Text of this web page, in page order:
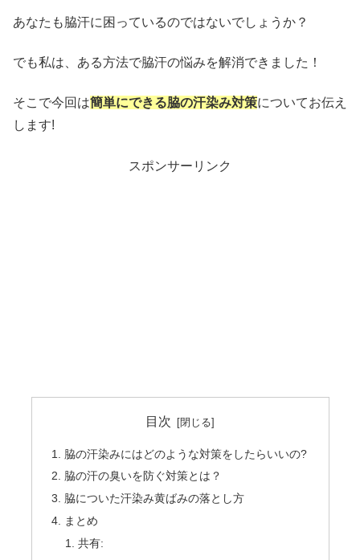
あなたも脇汗に困っているのではないでしょうか？
でも私は、ある方法で脇汗の悩みを解消できました！
そこで今回は簡単にできる脇の汗染み対策についてお伝え
します!
スポンサーリンク
目次
脇の汗染みにはどのような対策をしたらいいの?
脇の汗の臭いを防ぐ対策とは？
脇についた汗染み黄ばみの落とし方
まとめ
共有: